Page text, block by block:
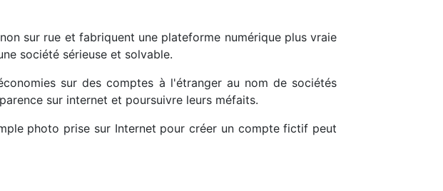
sur rue et fabriquent une plateforme numérique plus vraie
société sérieuse et solvable.
sur des comptes à l'étranger au nom de sociétés
sur internet et poursuivre leurs méfaits.
photo prise sur Internet pour créer un compte fictif peut